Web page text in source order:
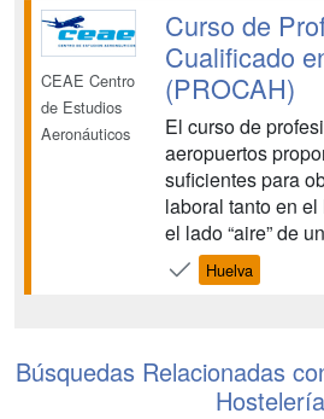
de prestigio que
principales
forma...
CEAE Centro
de Estudios
Aeronáuticos
Curso de
Cualificado
(PROCAH)
El curso de
aeropuertos
suficientes para
laboral tanto en el
el lado “aire” de
gusta esta
conseguir tu
preparamos para
Huelva
Búsquedas Relacionadas
Hostelería